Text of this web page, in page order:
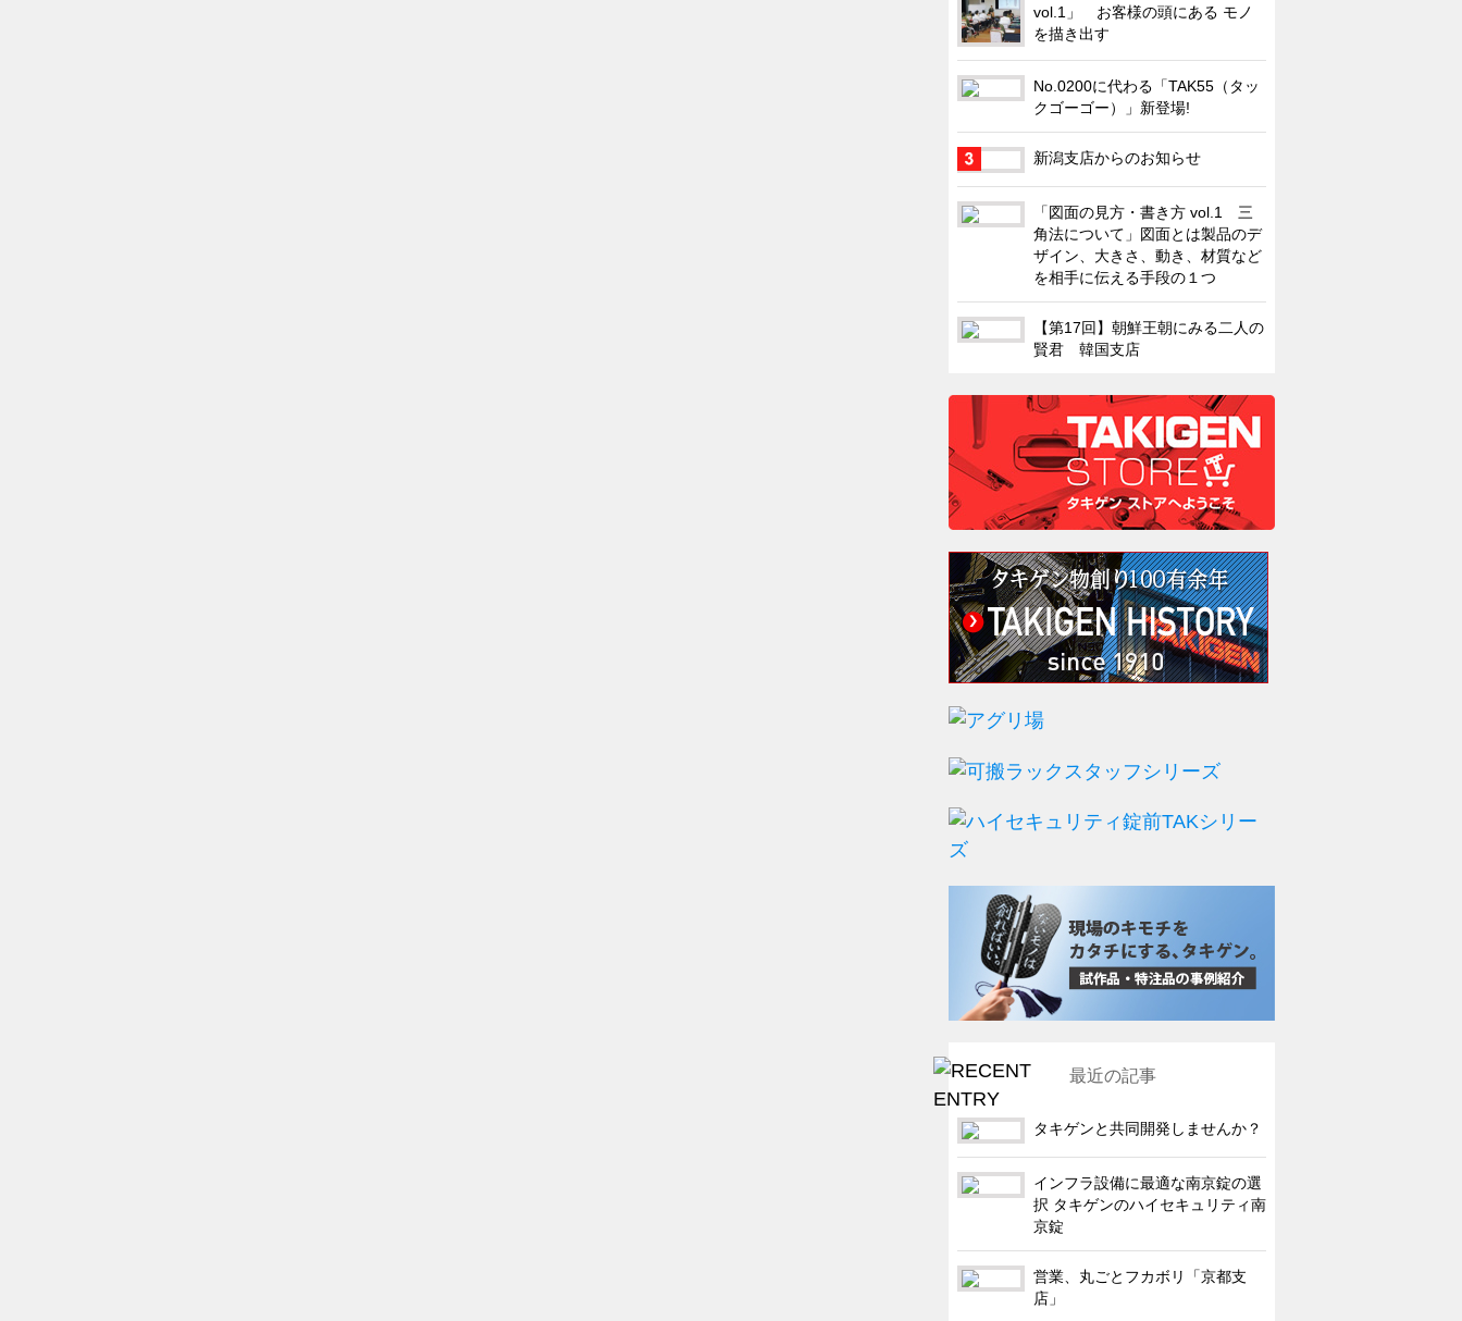
vol.1」 お客様の頭にある モノ
を描き出す
No.0200に代わる「TAK55（タッ
クゴーゴー）」新登場!
新潟支店からのお知らせ
「図面の見方・書き方 vol.1 三
角法について」図面とは製品のデ
ザイン、大きさ、動き、材質など
を相手に伝える手段の１つ
【第17回】朝鮮王朝にみる二人の
賢君 韓国支店
最近の記事
タキゲンと共同開発しませんか？
インフラ設備に最適な南京錠の選
択 タキゲンのハイセキュリティ南
京錠
営業、丸ごとフカボリ「京都支
店」